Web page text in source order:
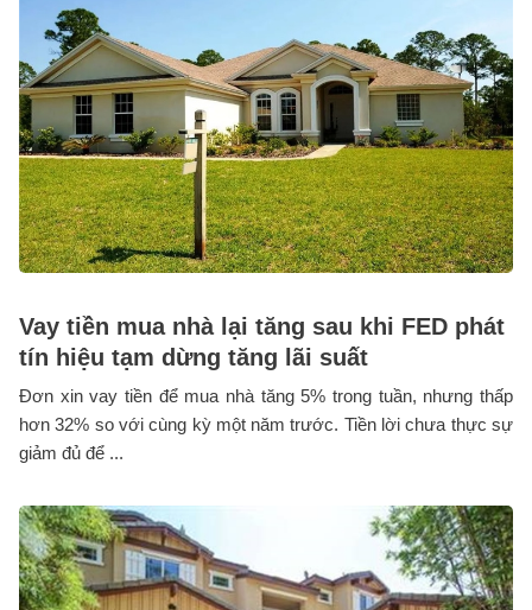
Vay tiền mua nhà lại tăng sau khi FED phát
tín hiệu tạm dừng tăng lãi suất
Đơn xin vay tiền để mua nhà tăng 5% trong tuần, nhưng thấp
hơn 32% so với cùng kỳ một năm trước. Tiền lời chưa thực sự
giảm đủ để ...